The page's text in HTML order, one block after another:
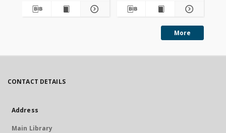
More
CONTACT DETAILS
Address
Main Library